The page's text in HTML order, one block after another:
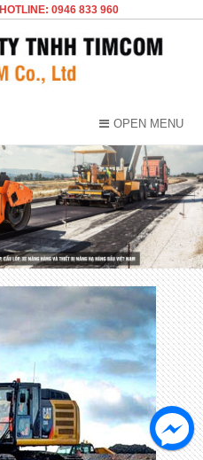
HOTLINE: 0946 833 960
OPEN MENU